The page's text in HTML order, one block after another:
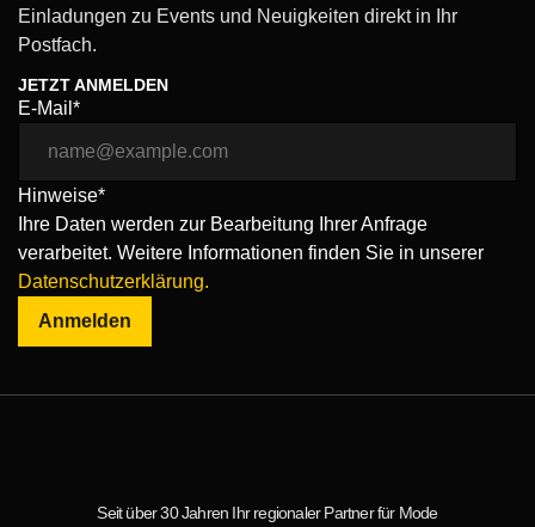
Einladungen zu Events und Neuigkeiten direkt in Ihr
Postfach.
JETZT ANMELDEN
E-Mail*
Hinweise*
Ihre Daten werden zur Bearbeitung Ihrer Anfrage
verarbeitet. Weitere Informationen finden Sie in unserer
Datenschutzerklärung.
Anmelden
Seit über 30 Jahren Ihr regionaler Partner für Mode